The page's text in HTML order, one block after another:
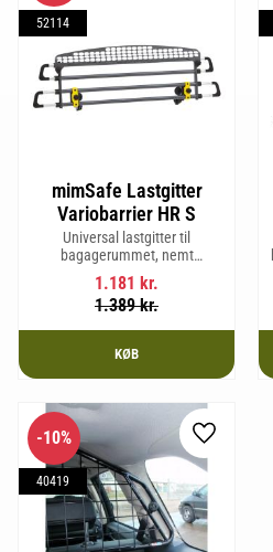
mimSafe Lastgitter
Variobarrier HR S
Universal lastgitter til
bagagerummet, nemt
justerbart for at passe bilens
form og sikre en tryg og sikker
rejse med kæledyr eller last.
1.181 kr.
1.389kr.
52114
KØB
10%
40419
Gem som